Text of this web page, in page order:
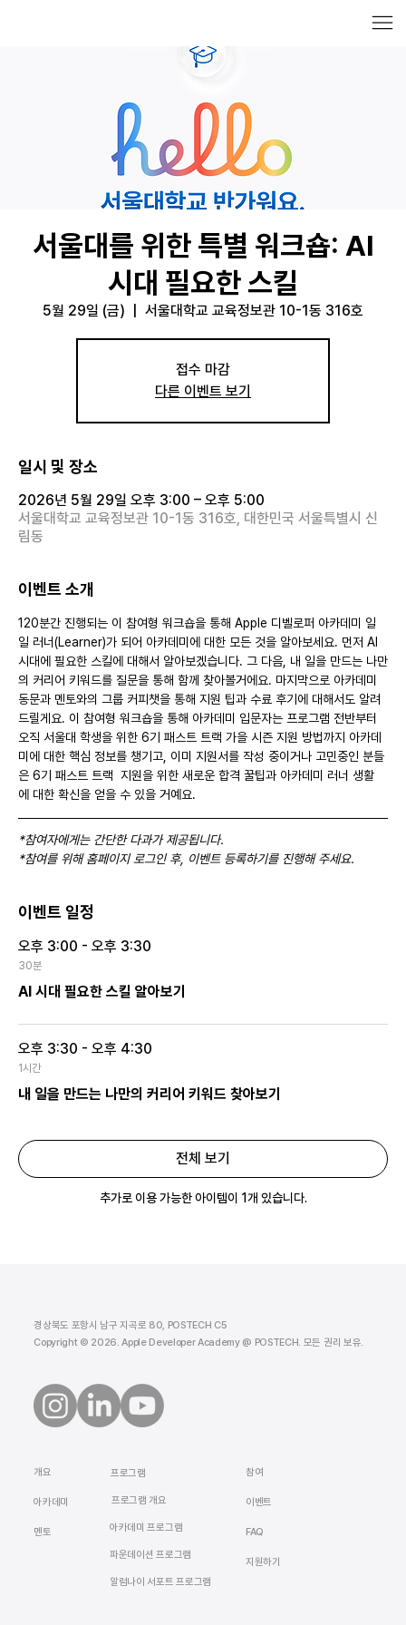
서울대를 위한 특별 워크숍: AI
시대 필요한 스킬
5월 29일 (금) 서울대학교 교육정보관 10-1동 316호
접수 마감
다른 이벤트 보기
일시 및 장소
2026년 5월 29일 오후 3:00 – 오후 5:00
서울대학교 교육정보관 10-1동 316호, 대한민국 서울특별시 신
림동
이벤트 소개
120분간 진행되는 이 참여형 워크숍을 통해 Apple 디벨로퍼 아카데미 일
일 러너(Learner)가 되어 아카데미에 대한 모든 것을 알아보세요. 먼⁠저 AI
시대에 필요한 스킬에 대해서 알아보겠습니다. 그⁠ 다⁠음⁠, 내 일을 만드는 나만
의 커리어 키워드를 질문을 통해 함께 찾아볼거에요. 마지막으로 아카데미
동문과 멘토와의 그룹 커피챗을 통해 지원 팁과 수료 후기에 대해서도 알려
드릴게요. 이 참여형 워크숍을 통⁠해 아카데미 입문자⁠는 프로그램 전반부터
오직 서울대 학생을 위한 6기 패스트 트랙 가을 시즌 지원 방법까지 아카데
미에 대한 핵심 정보를 챙기고⁠, ⁠이미 지원서를 작성 중이거나 고민중인 분들
은 6기 패스트 트랙  지원을 위한 새⁠로⁠운 합격 꿀팁과 아카데미 러너 생활
에 대한 확신을 얻을 수 있⁠을 거⁠예⁠요⁠.
*참여자에게는 간단한 다과가 제공됩니다.
*참여를 위해 홈페이지 로그인 후, 이벤트 등록하기를 진행해 주세요.
이벤트 일정
오후 3:00 - 오후 3:30
30분
AI 시대 필요한 스킬 알아보기
오후 3:30 - 오후 4:30
1시간
내 일을 만드는 나만의 커리어 키워드 찾아보기
추가로 이용 가능한 아이템이 1개 있습니다.
전체 보기
경상북도 포항시 남구 지곡로 80, POSTECH C5
Copyright © 2026. Apple Developer Academy @ POSTECH. 모든 권리 보유.
​개요
​아카데미
멘토
프로그램
프로그램 개요
아카데미 프로그램
​파운데이션 프로그램
알럼나이 서포트 프로그램
참여
이벤트
FAQ
지원하기